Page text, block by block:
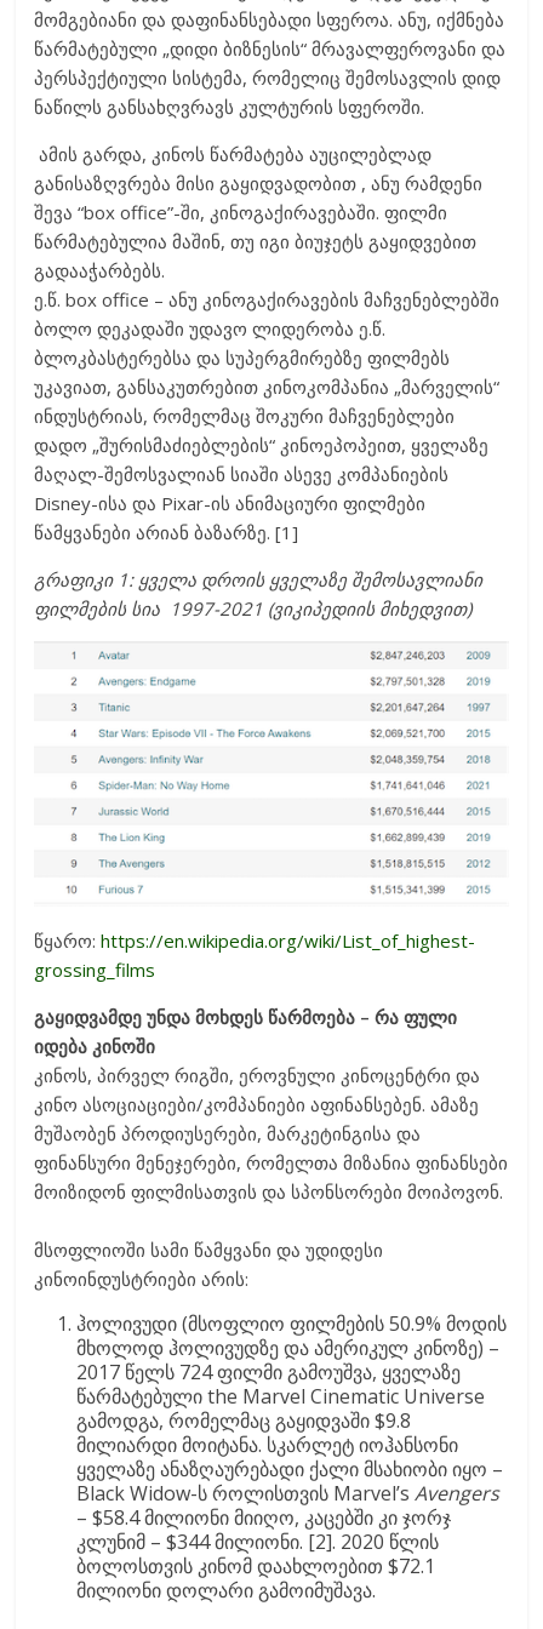
მომგებიანი და დაფინანსებადი სფეროა. ანუ, იქმნება
წარმატებული „დიდი ბიზნესის“ მრავალფეროვანი და
პერსპექტიული სისტემა, რომელიც შემოსავლის დიდ
ნაწილს განსახღვრავს კულტურის სფეროში.
ამის გარდა, კინოს წარმატება აუცილებლად
განისაზღვრება მისი გაყიდვადობით , ანუ რამდენი
შევა “box office”-ში, კინოგაქირავებაში. ფილმი
წარმატებულია მაშინ, თუ იგი ბიუჯეტს გაყიდვებით
გადააჭარბებს.
ე.წ. box office – ანუ კინოგაქირავების მაჩვენებლებში
ბოლო დეკადაში უდავო ლიდერობა ე.წ.
ბლოკბასტერებსა და სუპერგმირებზე ფილმებს
უკავიათ, განსაკუთრებით კინოკომპანია „მარველის“
ინდუსტრიას, რომელმაც შოკური მაჩვენებლები
დადო „შურისმაძიებლების“ კინოეპოპეით, ყველაზე
მაღალ-შემოსვალიან სიაში ასევე კომპანიების
Disney-ისა და Pixar-ის ანიმაციური ფილმები
წამყვანები არიან ბაზარზე. [1]
გრაფიკი 1: ყველა დროის ყველაზე შემოსავლიანი
ფილმების სია 1997-2021 (ვიკიპედიის მიხედვით)
წყარო:https://en.wikipedia.org/wiki/List_of_highest-
grossing_films
გაყიდვამდე უნდა მოხდეს წარმოება – რა ფული
იდება კინოში
კინოს, პირველ რიგში, ეროვნული კინოცენტრი და
კინო ასოციაციები/კომპანიები აფინანსებენ. ამაზე
მუშაობენ პროდიუსერები, მარკეტინგისა და
ფინანსური მენეჯერები, რომელთა მიზანია ფინანსები
მოიზიდონ ფილმისათვის და სპონსორები მოიპოვონ.
მსოფლიოში სამი წამყვანი და უდიდესი
კინოინდუსტრიები არის:
ჰოლივუდი (მსოფლიო ფილმების 50.9% მოდის
მხოლოდ ჰოლივუდზე და ამერიკულ კინოზე) –
2017 წელს 724 ფილმი გამოუშვა, ყველაზე
წარმატებული the Marvel Cinematic Universe
გამოდგა, რომელმაც გაყიდვაში $9.8
მილიარდი მოიტანა. სკარლეტ იოჰანსონი
ყველაზე ანაზღაურებადი ქალი მსახიობი იყო –
Black Widow-ს როლისთვის Marvel’sAvengers
– $58.4 მილიონი მიიღო, კაცებში კი ჯორჯ
კლუნიმ – $344 მილიონი. [2]. 2020 წლის
ბოლოსთვის კინომ დაახლოებით $72.1
მილიონი დოლარი გამოიმუშავა.